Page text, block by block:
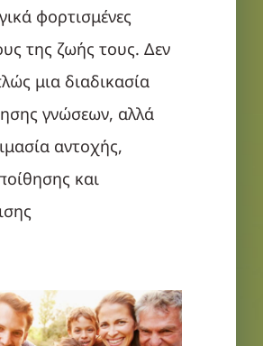
φορτισμένες
της ζωής τους. Δεν
μια διαδικασία
γνώσεων, αλλά
αντοχής,
και